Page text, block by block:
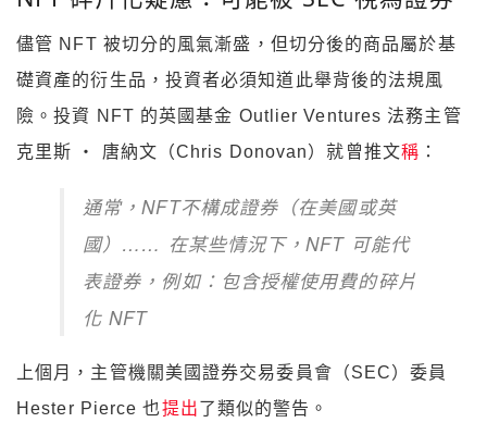
儘管 NFT 被切分的風氣漸盛，但切分後的商品屬於基
礎資產的衍生品，投資者必須知道此舉背後的法規風
險。投資 NFT 的英國基金 Outlier Ventures 法務主管
克里斯 ‧ 唐納文（Chris Donovan）就曾推文稱 ：
通常，NFT不構成證券（在美國或英
國）…… 在某些情況下，NFT 可能代
表證券，例如：包含授權使用費的碎片
化 NFT
上個月，主管機關美國證券交易委員會（SEC）委員
Hester Pierce 也提出了類似的警告。